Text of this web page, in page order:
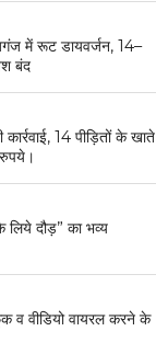
में रूट डायवर्जन, 14–
बंद
14 पीड़ितों के खाते
लिये दौड़” का भव्य
व वीडियो वायरल करने के